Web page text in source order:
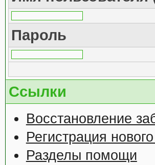
Пароль
Ссылки
Восстановление
Регистрация
Разделы помощи